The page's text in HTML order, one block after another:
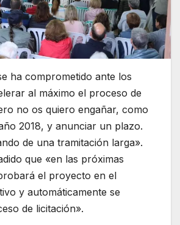
ha comprometido ante los
al máximo el proceso de
no os quiero engañar, como
2018, y anunciar un plazo.
de una tramitación larga».
que «en las próximas
el proyecto en el
y automáticamente se
de licitación».